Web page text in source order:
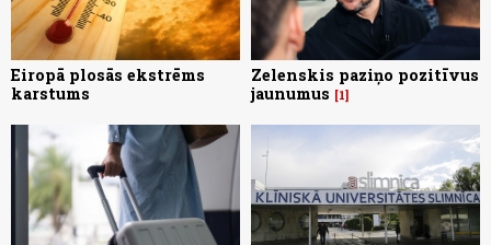
Eiropā plosās ekstrēms
karstums
Zelenskis paziņo pozitīvus
jaunumus
1